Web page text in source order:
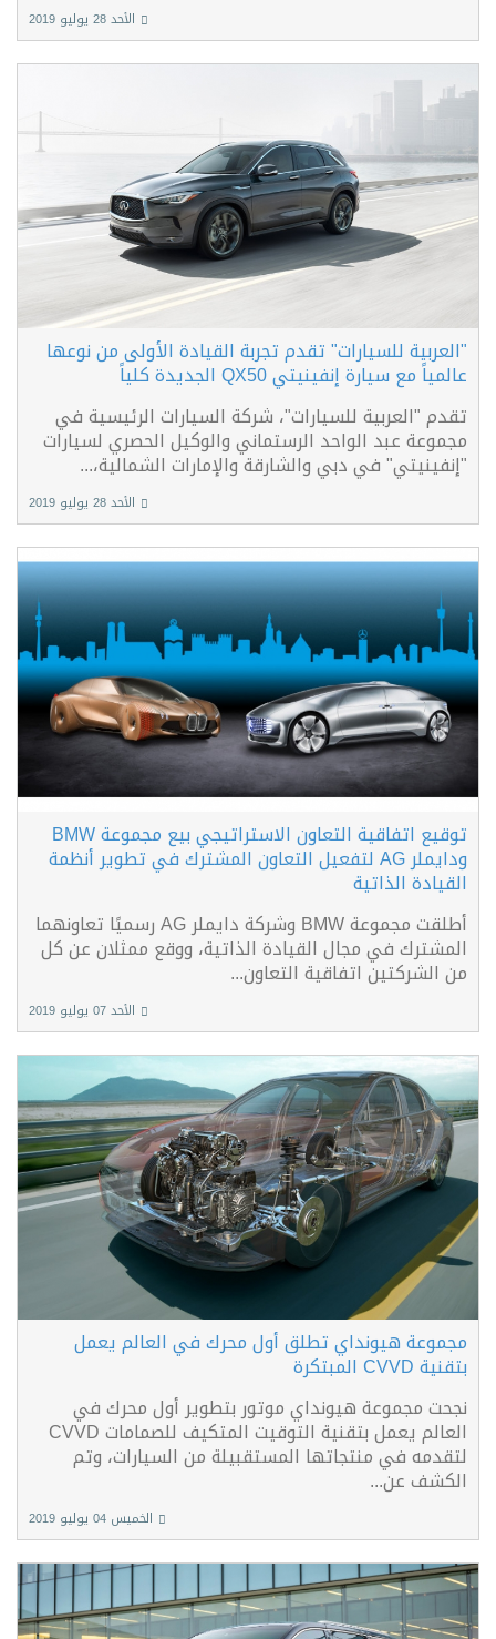
الأحد 28 يوليو 2019
"العربية للسيارات" تقدم تجربة القيادة الأولى من نوعها
عالمياً مع سيارة إنفينيتي QX50 الجديدة كلياً
تقدم "العربية للسيارات"، شركة السيارات الرئيسية في
مجموعة عبد الواحد الرستماني والوكيل الحصري لسيارات
"إنفينيتي" في دبي والشارقة والإمارات الشمالية،...
الأحد 28 يوليو 2019
توقيع اتفاقية التعاون الاستراتيجي بيع مجموعة BMW
ودايملر AG لتفعيل التعاون المشترك في تطوير أنظمة
القيادة الذاتية
أطلقت مجموعة BMW وشركة دايملر AG رسميًا تعاونهما
المشترك في مجال القيادة الذاتية، ووقع ممثلان عن كل
من الشركتين اتفاقية التعاون...
الأحد 07 يوليو 2019
مجموعة هيونداي تطلق أول محرك في العالم يعمل
بتقنية CVVD المبتكرة
نجحت مجموعة هيونداي موتور بتطوير أول محرك في
العالم يعمل بتقنية التوقيت المتكيف للصمامات CVVD
لتقدمه في منتجاتها المستقبيلة من السيارات، وتم
الكشف عن...
الخميس 04 يوليو 2019